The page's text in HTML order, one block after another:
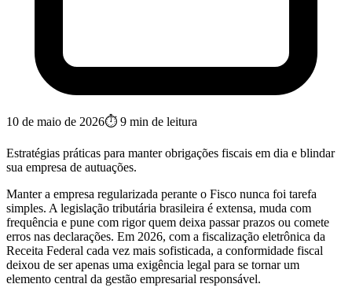
10 de maio de 2026⏱ 9 min de leitura
Estratégias práticas para manter obrigações fiscais em dia e blindar
sua empresa de autuações.
Manter a empresa regularizada perante o Fisco nunca foi tarefa
simples. A legislação tributária brasileira é extensa, muda com
frequência e pune com rigor quem deixa passar prazos ou comete
erros nas declarações. Em 2026, com a fiscalização eletrônica da
Receita Federal cada vez mais sofisticada, a conformidade fiscal
deixou de ser apenas uma exigência legal para se tornar um
elemento central da gestão empresarial responsável.